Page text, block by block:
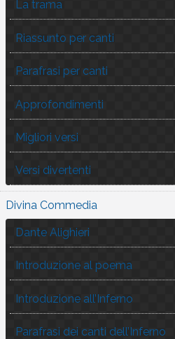
La trama
Riassunto per canti
Parafrasi per canti
Approfondimenti
Migliori versi
Versi divertenti
Divina Commedia
Dante Alighieri
Introduzione al poema
Introduzione all’Inferno
Parafrasi dei canti dell’Inferno